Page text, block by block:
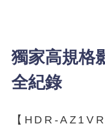
獨家高規
全紀錄
【HDR-